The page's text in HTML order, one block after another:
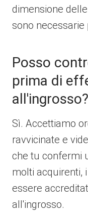
dimensione
sono necessarie
Posso
prima di
all'ingrosso?
Sì. Accettiamo
ravvicinate e
che tu confermi
molti acquirenti,
essere
all'ingrosso.